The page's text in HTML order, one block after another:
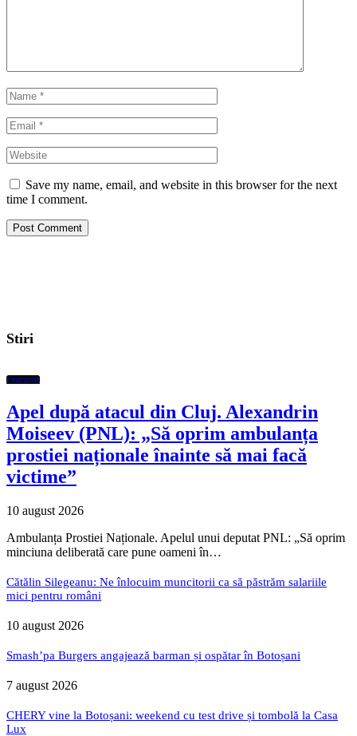
Save my name, email, and website in this browser for the next
time I comment.
Stiri
Featured
Apel după atacul din Cluj. Alexandrin
Moiseev (PNL): „Să oprim ambulanța
prostiei naționale înainte să mai facă
victime”
10 august 2026
Ambulanța Prostiei Naționale. Apelul unui deputat PNL: „Să oprim
minciuna deliberată care pune oameni în…
Cătălin Silegeanu: Ne înlocuim muncitorii ca să păstrăm salariile
mici pentru români
10 august 2026
Smash’pa Burgers angajează barman și ospătar în Botoșani
7 august 2026
CHERY vine la Botoșani: weekend cu test drive și tombolă la Casa
Lux